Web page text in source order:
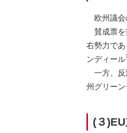
欧州議
賛成票
右勢力で
ンディール
一方、
州グリー
(３